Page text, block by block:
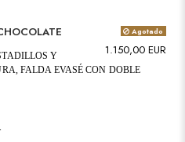
Agotado
1.150,00 EUR
Y
FALDA EVASÉ CON DOBLE
.